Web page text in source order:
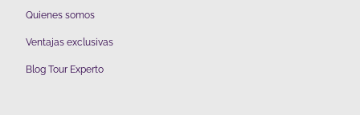
Quienes somos
Ventajas exclusivas
Blog Tour Experto